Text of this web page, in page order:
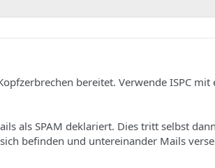
bereitet. Verwende ISPC mit
als SPAM deklariert. Dies tritt selbst
befinden und untereinander Mails